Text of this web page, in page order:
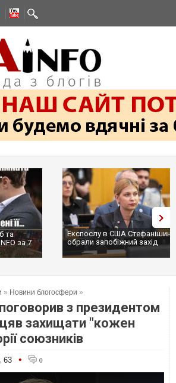
та
за 7
Експослу в США
обрали запобіжний захід
» Новини блогосфери »
з президентом
захищати "кожен
союзників
63 • 0